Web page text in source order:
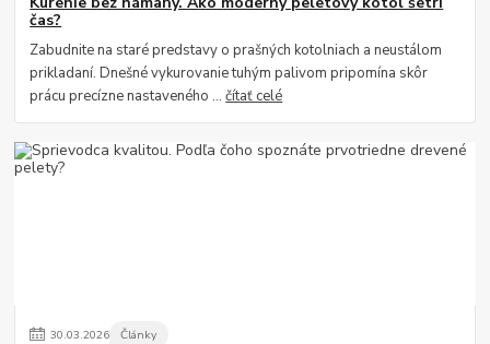
čas?
Zabudnite na staré predstavy o prašných kotolniach a neustálom
prikladaní. Dnešné vykurovanie tuhým palivom pripomína skôr
prácu precízne nastaveného ...čítať celé
30.03.2026 Články